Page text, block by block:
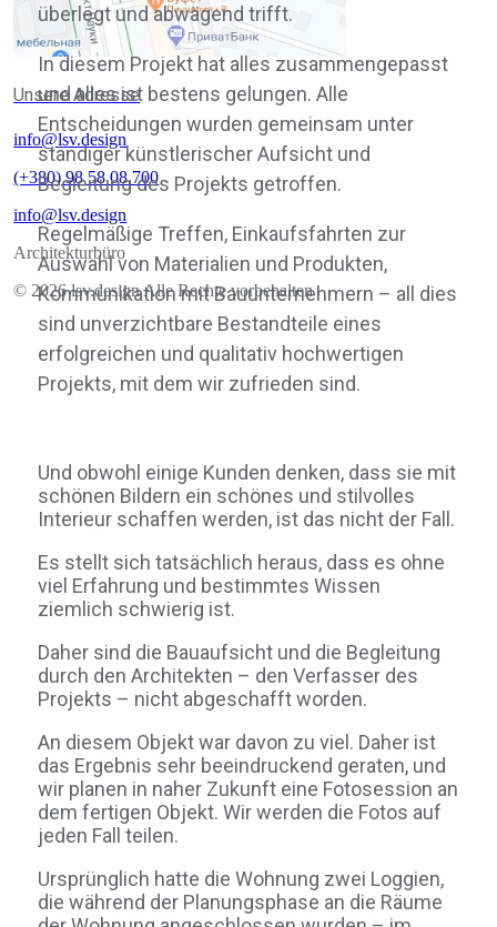
Unsere Adresse
info@lsv.design
(+380) 98 58 08 700
info@lsv.design
Architekturbüro
© 2026 lsv.design Alle Rechte vorbehalten
überlegt und abwägend trifft.
In diesem Projekt hat alles zusammengepasst
und alles ist bestens gelungen. Alle
Entscheidungen wurden gemeinsam unter
ständiger künstlerischer Aufsicht und
Begleitung des Projekts getroffen.
Regelmäßige Treffen, Einkaufsfahrten zur
Auswahl von Materialien und Produkten,
Kommunikation mit Bauunternehmern – all dies
sind unverzichtbare Bestandteile eines
erfolgreichen und qualitativ hochwertigen
Projekts, mit dem wir zufrieden sind.
Und obwohl einige Kunden denken, dass sie mit
schönen Bildern ein schönes und stilvolles
Interieur schaffen werden, ist das nicht der Fall.
Es stellt sich tatsächlich heraus, dass es ohne
viel Erfahrung und bestimmtes Wissen
ziemlich schwierig ist.
Daher sind die Bauaufsicht und die Begleitung
durch den Architekten – den Verfasser des
Projekts – nicht abgeschafft worden.
An diesem Objekt war davon zu viel. Daher ist
das Ergebnis sehr beeindruckend geraten, und
wir planen in naher Zukunft eine Fotosession an
dem fertigen Objekt. Wir werden die Fotos auf
jeden Fall teilen.
Ursprünglich hatte die Wohnung zwei Loggien,
die während der Planungsphase an die Räume